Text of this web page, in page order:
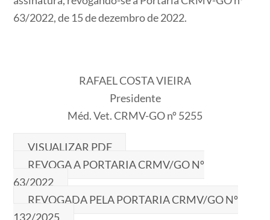
63/2022, de 15 de dezembro de 2022.
RAFAEL COSTA VIEIRA
Presidente
Méd. Vet. CRMV-GO nº 5255
VISUALIZAR PDF
REVOGA A PORTARIA CRMV/GO Nº
63/2022
REVOGADA PELA PORTARIA CRMV/GO Nº